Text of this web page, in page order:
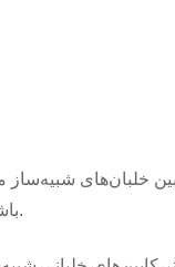
خلبان‌های شبیه‌ساز
باشند. قاب محکم این کابین خلبان، حتی در طول مانورهای پرسرعت در شبیه‌سازی‌های مسابقات، تضمین می‌کند که ایمن و بدون لرزش باقی بماند.